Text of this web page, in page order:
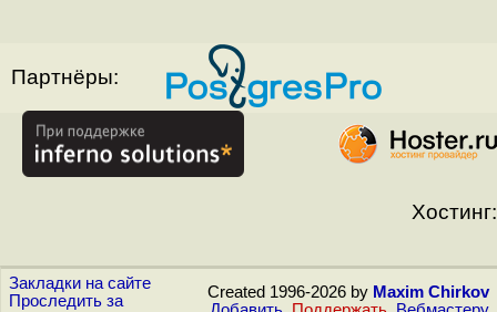
Партнёры:
Хостинг:
Закладки на сайте
Проследить за
Created 1996-2026 by Maxim Chirkov